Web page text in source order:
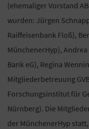
(ehemaliger Vorstand
wurden: Jürgen
Raiffeisenbank Floß),
MünchenerHyp),
Bank eG), Regina
Mitgliederbetreuung
Forschungsinstitut für
Nürnberg). Die
der MünchenerHyp